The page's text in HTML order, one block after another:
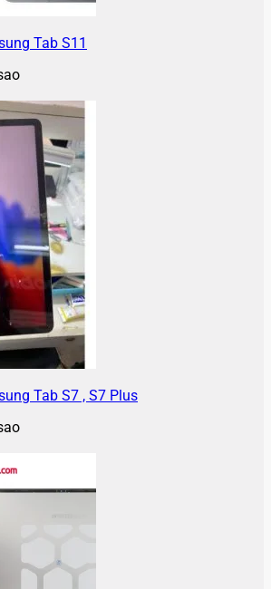
Tab S11
Tab S7 , S7 Plus